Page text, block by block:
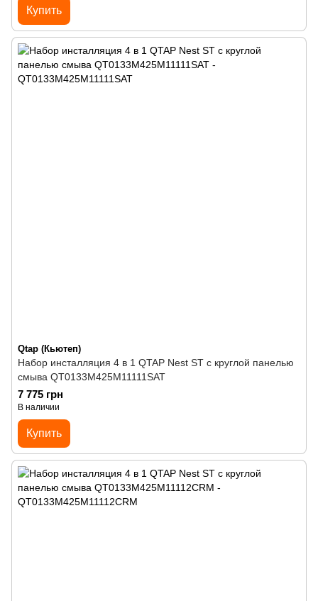
Купить
Qtap (Кьютеп)
Набор инсталляция 4 в 1 QTAP Nest ST с круглой панелью
смыва QT0133M425M11111SAT
7 775 грн
В наличии
Купить